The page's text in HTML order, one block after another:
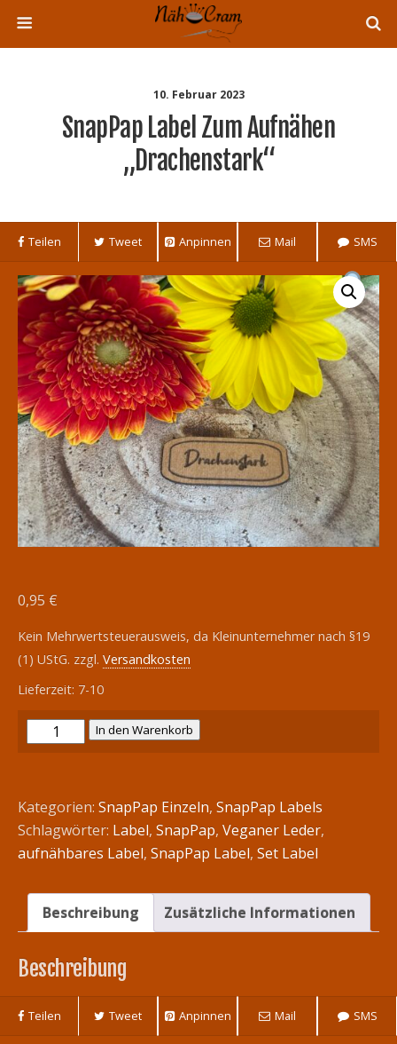
10. Februar 2023
SnapPap Label Zum Aufnähen
„Drachenstark“
Teilen Tweet Anpinnen Mail SMS
0,95 €
Kein Mehrwertsteuerausweis, da Kleinunternehmer nach §19
(1) UStG. zzgl. Versandkosten
Lieferzeit: 7-10
SnapPap
Aufnähen
"Drachenstark"
Menge
In den Warenkorb
Kategorien: SnapPap Einzeln, SnapPap Labels
Schlagwörter: Label, SnapPap, Veganer Leder,
aufnähbares Label, SnapPap Label, Set Label
Beschreibung Zusätzliche Informationen
Beschreibung
Teilen Tweet Anpinnen Mail SMS